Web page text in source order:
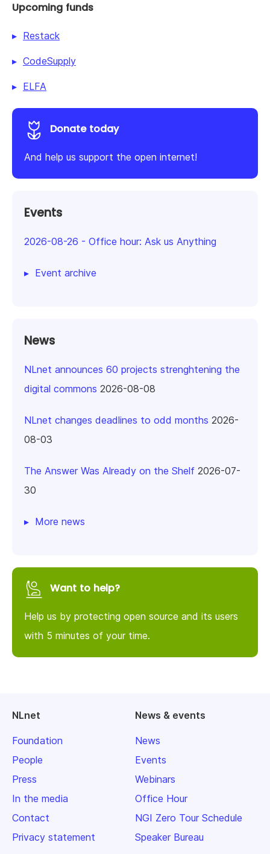
Upcoming funds
Restack
CodeSupply
ELFA
Donate today
And help us support the open internet!
Events
2026-08-26 - Office hour: Ask us Anything
Event archive
News
NLnet announces 60 projects strenghtening the
digital commons 2026-08-08
NLnet changes deadlines to odd months 2026-
08-03
The Answer Was Already on the Shelf 2026-07-
30
More news
Want to help?
Help us by protecting open source and its users
with 5 minutes of your time.
NLnet
Foundation
People
Press
In the media
Contact
Privacy statement
News & events
News
Events
Webinars
Office Hour
NGI Zero Tour Schedule
Speaker Bureau